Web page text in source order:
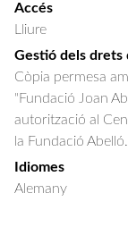
Accés
Lliure
Gestió dels drets
Còpia permesa
"Fundació Joan
autorització al
la Fundació Abelló.
Idiomes
Alemany